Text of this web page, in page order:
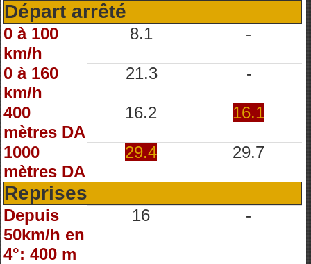
Départ arrêté
0 à 100
km/h
8.1 -
0 à 160
km/h
21.3 -
400
mètres DA
16.2 16.1
1000
mètres DA
29.4 29.7
Reprises
Depuis
50km/h en
4°: 400 m
16 -